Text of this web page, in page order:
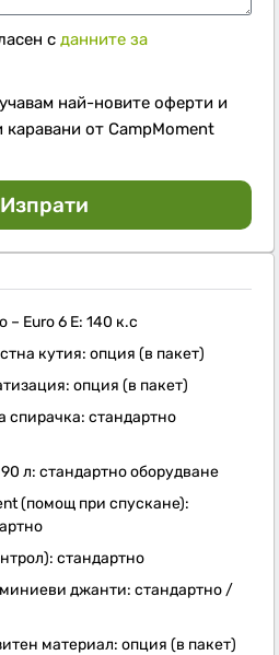
сданните за
най-новите оферти и
от CampMoment
Изпрати
– Euro 6 E: 140 к.с
кутия: опция (в пакет)
опция (в пакет)
спирачка: стандартно
л: стандартно оборудване
(помощ при спускане):
стандартно
джанти: стандартно /
материал: опция (в пакет)